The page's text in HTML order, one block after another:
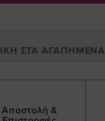
ΣΤΑ ΑΓΑΠΗΜΈΝΑ
Αποστολή &